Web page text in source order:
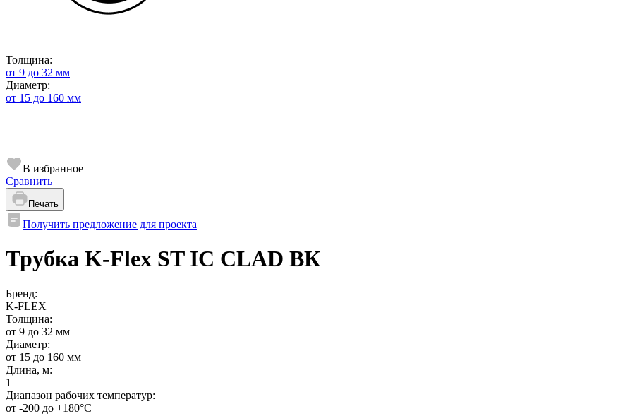
Толщина:
от 9 до 32 мм
Диаметр:
от 15 до 160 мм
В избранное
Сравнить
Печать
Получить предложение для проекта
Трубка K-Flex ST IC CLAD ВК
Бренд:
K-FLEX
Толщина:
от 9 до 32 мм
Диаметр:
от 15 до 160 мм
Длина, м:
1
Диапазон рабочих температур:
от -200 до +180°C